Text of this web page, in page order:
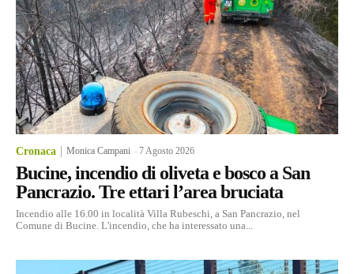
Cronaca Monica Campani -7 Agosto 2026
Bucine, incendio di oliveta e bosco a San
Pancrazio. Tre ettari l’area bruciata
Incendio alle 16.00 in località Villa Rubeschi, a San Pancrazio, nel
Comune di Bucine. L'incendio, che ha interessato una...